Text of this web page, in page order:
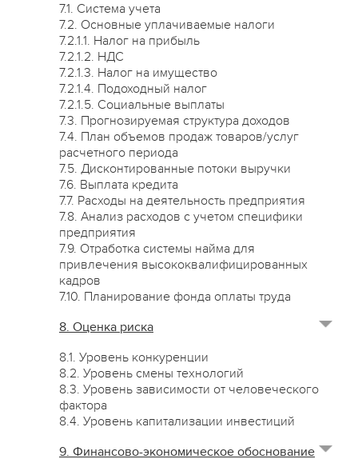
7.1. Система учета
7.2. Основные уплачиваемые налоги
7.2.1.1. Налог на прибыль
7.2.1.2. НДС
7.2.1.3. Налог на имущество
7.2.1.4. Подоходный налог
7.2.1.5. Социальные выплаты
7.3. Прогнозируемая структура доходов
7.4. План объемов продаж товаров/услуг
расчетного периода
7.5. Дисконтированные потоки выручки
7.6. Выплата кредита
7.7. Расходы на деятельность предприятия
7.8. Анализ расходов с учетом специфики
предприятия
7.9. Отработка системы найма для
привлечения высококвалифицированных
кадров
7.10. Планирование фонда оплаты труда
8. Оценка риска
8.1. Уровень конкуренции
8.2. Уровень смены технологий
8.3. Уровень зависимости от человеческого
фактора
8.4. Уровень капитализации инвестиций
9. Финансово-экономическое обоснование